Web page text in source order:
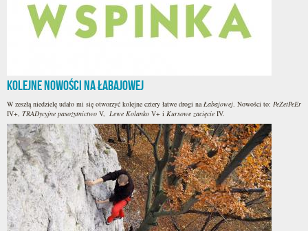
Kolejne nowości na Łabajowej
W zeszłą niedzielę udało mi się otworzyć kolejne cztery łatwe drogi naŁabajowej. Nowości to: PeZetPeEr
IV+, TRADycyjne pasożytnictwo V, Lewe Kolanko V+ i Kursowe zacięcie IV.